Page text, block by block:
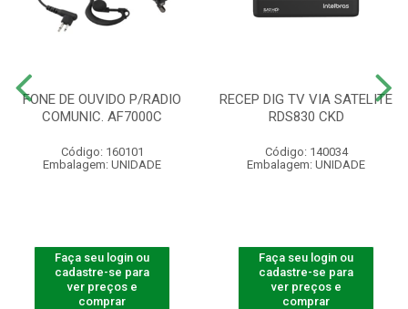
FONE DE OUVIDO P/RADIO
COMUNIC. AF7000C
Código: 160101
Embalagem: UNIDADE
Faça seu login ou
cadastre-se para
ver preços e
comprar
RECEP DIG TV VIA SATELITE
RDS830 CKD
Código: 140034
Embalagem: UNIDADE
Faça seu login ou
cadastre-se para
ver preços e
comprar